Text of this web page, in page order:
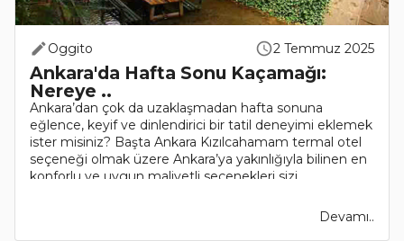
Oggito 2 Temmuz 2025
Ankara'da Hafta Sonu Kaçamağı:
Nereye ..
Ankara’dan çok da uzaklaşmadan hafta sonuna
eğlence, keyif ve dinlendirici bir tatil deneyimi eklemek
ister misiniz? Başta Ankara Kızılcahamam termal otel
seçeneği olmak üzere Ankara’ya yakınlığıyla bilinen en
konforlu ve uygun maliyetli seçenekleri sizi..
Devamı..